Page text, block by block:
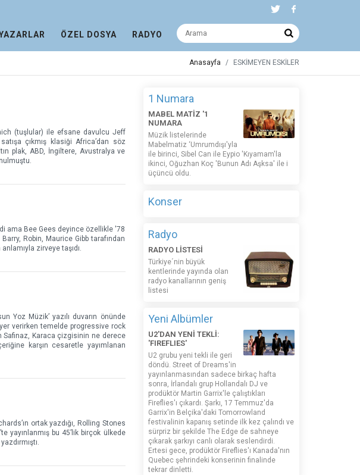
ÖZEL DOSYA RADYO
Anasayfa ESKİMEYEN ESKİLER
(tuşlular) ile efsane davulcu Jeff
çıkmış klasiği Africa’dan söz
plak, ABD, İngiltere, Avustralya ve
ama Bee Gees deyince özellikle '78
Robin, Maurice Gibb tarafından
zirveye taşıdı.
Yoz Müzik’ yazılı duvarın önünde
verirken temelde progressive rock
Safinaz, Karaca çizgisinin ne derece
karşın cesaretle yayımlanan
ortak yazdığı, Rolling Stones
yayınlanmış bu 45’lik birçok ülkede
1 Numara
MABEL MATİZ '1
NUMARA
Müzik listelerinde
Mabelmatiz ‘Umrumdışı'yla
ile birinci, Sibel Can ile Eypio 'Kıyamam'la
ikinci, Oğuzhan Koç 'Bunun Adı Aşksa' ile i
üçüncü oldu.
Konser
Radyo
RADYO LİSTESİ
Türkiye´nin büyük
kentlerinde yayında olan
radyo kanallarının geniş
listesi
Yeni Albümler
U2'DAN YENİ TEKLİ:
'FIREFLIES'
U2 grubu yeni tekli ile geri
döndü. Street of Dreams'in
yayınlanmasından sadece birkaç hafta
sonra, İrlandalı grup Hollandalı DJ ve
prodüktör Martin Garrix'le çalıştıkları
Fireflies'ı çıkardı. Şarkı, 17 Temmuz'da
Garrix'in Belçika'daki Tomorrowland
festivalinin kapanış setinde ilk kez çalındı ​​ve
sürpriz bir şekilde The Edge de sahneye
çıkarak şarkıyı canlı olarak seslendirdi.
Ertesi gece, prodüktör Fireflies'ı Kanada'nın
Quebec şehrindeki konserinin finalinde
tekrar dinletti.